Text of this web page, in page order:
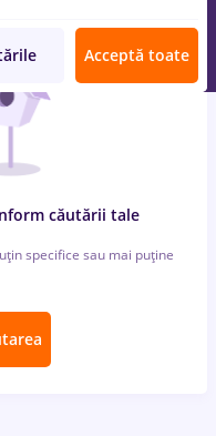
căutării tale
specifice sau mai puține
Acceptă toate